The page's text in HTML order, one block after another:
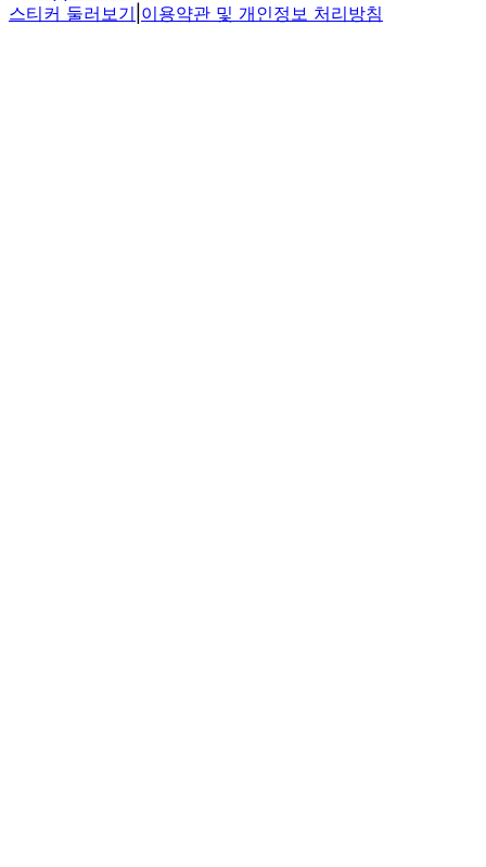
스티커 둘러보기 이용약관 및 개인정보 처리방침